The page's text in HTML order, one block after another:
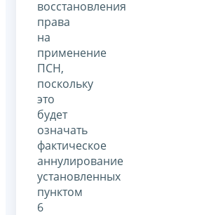
восстановления
права
на
применение
ПСН,
поскольку
это
будет
означать
фактическое
аннулирование
установленных
пунктом
6